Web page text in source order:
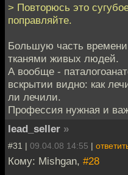
> Повторюсь это
поправляйте.
Большую часть времени
тканями живых людей.
А вообще -
вскрытии видно: как
ли лечили.
Профессия нужная и
lead_seller »
#31 | 09.04.08 14:55 |
Кому: Mishgan, #28